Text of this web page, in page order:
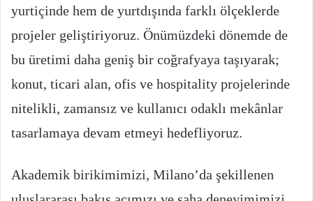
yurtiçinde hem de yurtdışında farklı ölçeklerde
projeler geliştiriyoruz. Önümüzdeki dönemde de
bu üretimi daha geniş bir coğrafyaya taşıyarak;
konut, ticari alan, ofis ve hospitality projelerinde
nitelikli, zamansız ve kullanıcı odaklı mekânlar
tasarlamaya devam etmeyi hedefliyoruz.
Akademik birikimimizi, Milano’da şekillenen